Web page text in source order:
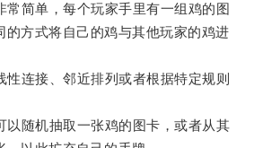
简单，每个玩家手里有一组鸡的图
的方式将自己的鸡与其他玩家的鸡进
连接、邻近排列或者根据特定规则
随机抽取一张鸡的图卡，或者从其